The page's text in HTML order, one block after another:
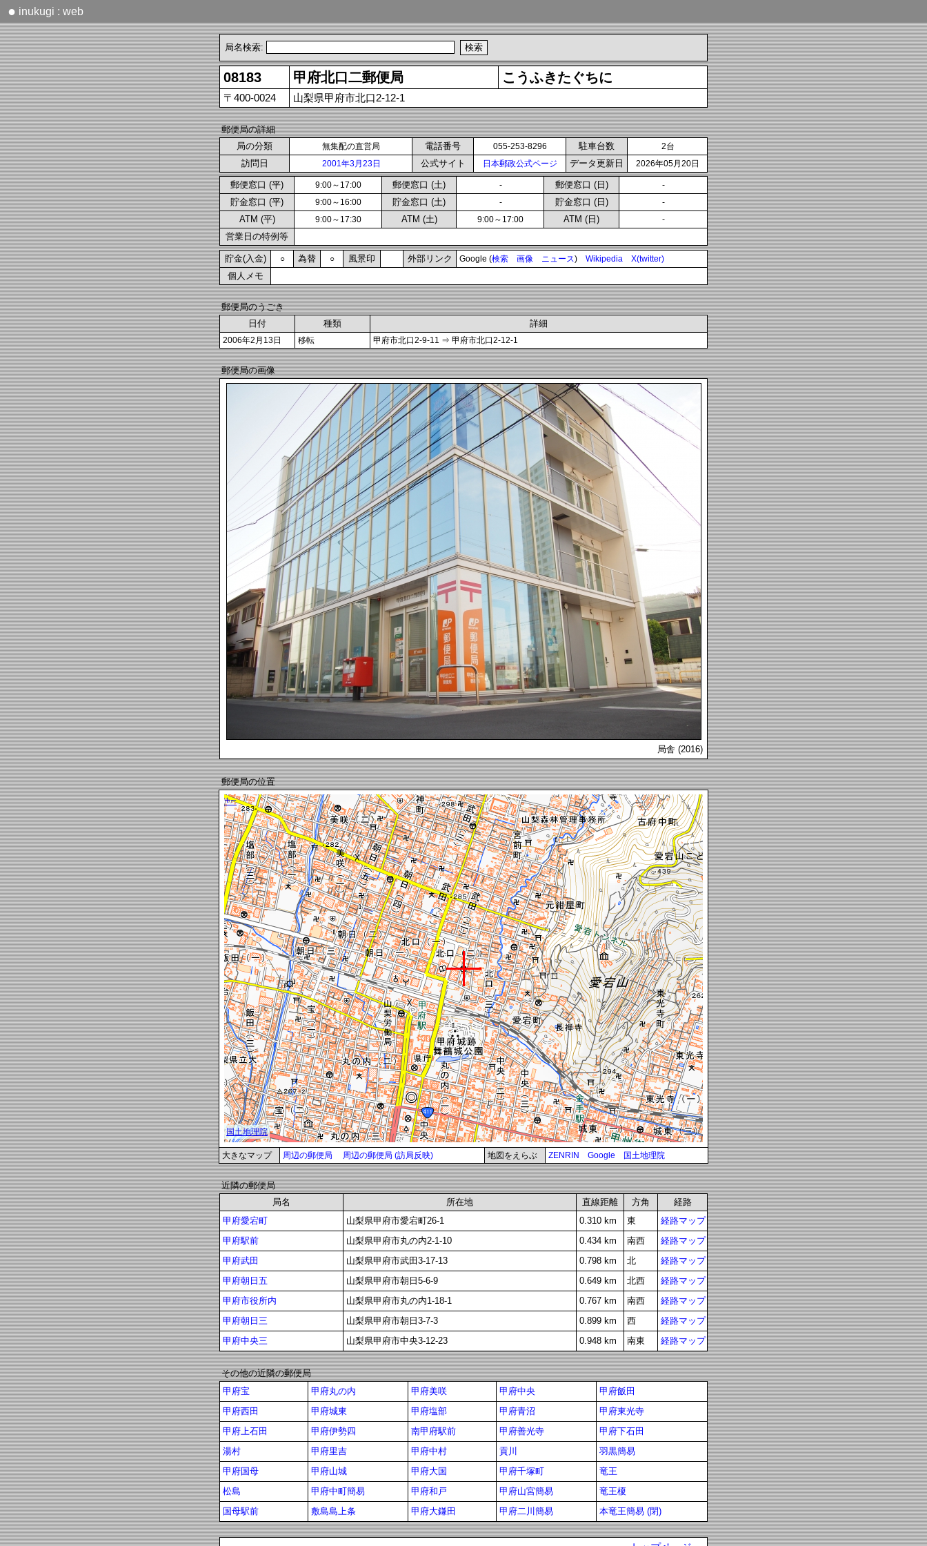
● inukugi : web
局名検索:
08183 甲府北口二郵便局 こうふきたぐちに
〒400-0024 山梨県甲府市北口2-12-1
郵便局の詳細
局の分類
無集配の直営局 電話番号 055-253-8296 駐車台数 2台
訪問日 2001年3月23日 公式サイト 日本郵政公式ページ データ更新日 2026年05月20日
郵便窓口 (平) 9:00～17:00 郵便窓口 (土) - 郵便窓口 (日) -
貯金窓口 (平) 9:00～16:00 貯金窓口 (土) - 貯金窓口 (日) -
ATM (平) 9:00～17:30 ATM (土) 9:00～17:00 ATM (日) -
営業日の特例等
貯金(入金) ○ 為替 ○ 風景印 外部リンク Google (検索 画像 ニュース) Wikipedia X(twitter)
個人メモ
郵便局のうごき
日付
種類 詳細
2006年2月13日 移転 甲府市北口2-9-11 ⇒ 甲府市北口2-12-1
郵便局の画像
局舎 (2016)
郵便局の位置
大きなマップ 周辺の郵便局 周辺の郵便局 (訪局反映) 地図をえらぶ ZENRIN Google 国土地理院
近隣の郵便局
局名
所在地 直線距離 方角
経路
甲府愛宕町
山梨県甲府市愛宕町26-1 0.310 km 東
経路マップ
甲府駅前
山梨県甲府市丸の内2-1-10 0.434 km 南西
経路マップ
甲府武田
山梨県甲府市武田3-17-13 0.798 km 北
経路マップ
甲府朝日五
山梨県甲府市朝日5-6-9 0.649 km 北西
経路マップ
甲府市役所内
山梨県甲府市丸の内1-18-1 0.767 km 南西
経路マップ
甲府朝日三
山梨県甲府市朝日3-7-3 0.899 km 西
経路マップ
甲府中央三
山梨県甲府市中央3-12-23 0.948 km 南東 経路マップ
その他の近隣の郵便局
甲府宝
甲府丸の内 甲府美咲 甲府中央
甲府飯田
甲府西田
甲府城東 甲府塩部 甲府青沼
甲府東光寺
甲府上石田
甲府伊勢四 南甲府駅前 甲府善光寺
甲府下石田
湯村
甲府里吉 甲府中村 貢川
羽黒簡易
甲府国母
甲府山城 甲府大国 甲府千塚町
竜王
松島
甲府中町簡易 甲府和戸 甲府山宮簡易
竜王榎
国母駅前
敷島島上条 甲府大鎌田 甲府二川簡易 本竜王簡易 (閉)